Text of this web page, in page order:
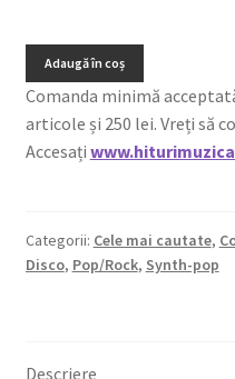
Adaugă în coș
Comanda minimă
articole și 250 lei. Vreți să
Accesați
Categorii: Cele mai cautate,
Disco, Pop/Rock, Synth-pop
Descriere